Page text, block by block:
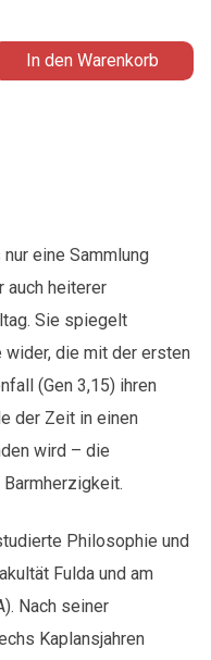
In den Warenkorb
eine Sammlung
auch heiterer
Sie spiegelt
die mit der ersten
(Gen 3,15) ihren
der Zeit in einen
wird – die
Philosophie und
Fulda und am
Nach seiner
Kaplansjahren